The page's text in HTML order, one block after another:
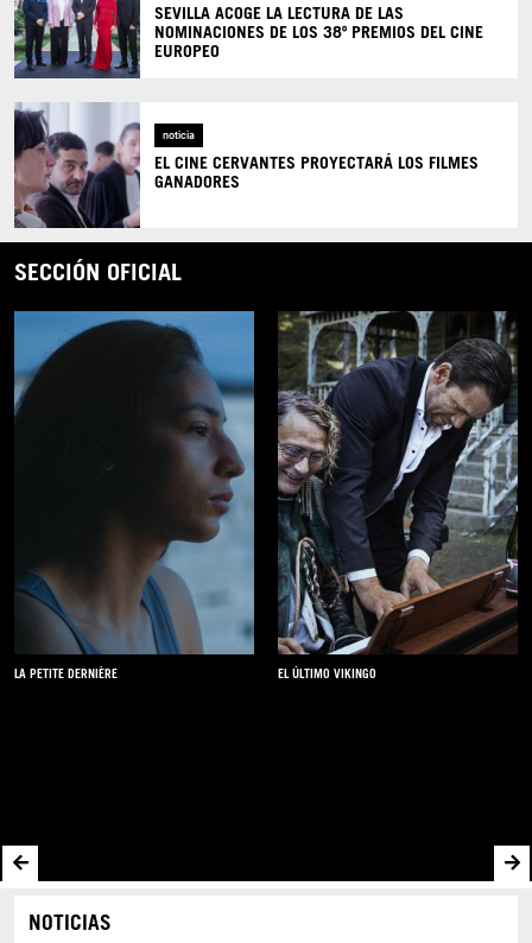
SEVILLA ACOGE LA LECTURA DE LAS
NOMINACIONES DE LOS 38º PREMIOS DEL CINE
EUROPEO
noticia
EL CINE CERVANTES PROYECTARÁ LOS FILMES
GANADORES
SECCIÓN OFICIAL
EL ACCIDENTE DE PIANO ENZO
NOTICIAS